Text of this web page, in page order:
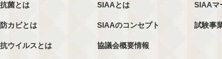
抗菌とは
防カビとは
抗ウイルスとは
SIAAとは
SIAAのコンセプト
協議会概要情報
SIAAマ
試験事